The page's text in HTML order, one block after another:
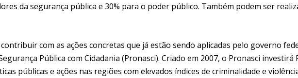
da segurança pública e 30% para o poder público. Também podem ser
com as ações concretas que já estão sendo aplicadas pelo governo
Pública com Cidadania (Pronasci). Criado em 2007, o Pronasci investirá
públicas e ações nas regiões com elevados índices de criminalidade e